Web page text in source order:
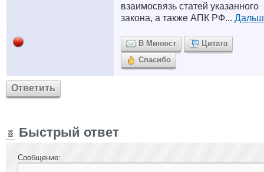
взаимосвязь статей указанного
закона, а также АПК РФ...
В Минюст
Цитата
Спасибо
Ответить
Быстрый ответ
Сообщение: